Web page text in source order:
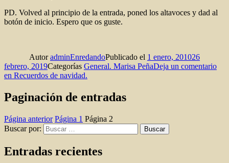
PD. Volved al principio de la entrada, poned los altavoces y dad al
botón de inicio. Espero que os guste.
AutoradminEnredandoPublicado el 1 enero, 201026
febrero, 2019Categorías General. Marisa PeñaDeja un comentario
en Recuerdos de navidad.
Paginación de entradas
Página anterior Página 1 Página 2
Buscar por:
Buscar
Entradas recientes